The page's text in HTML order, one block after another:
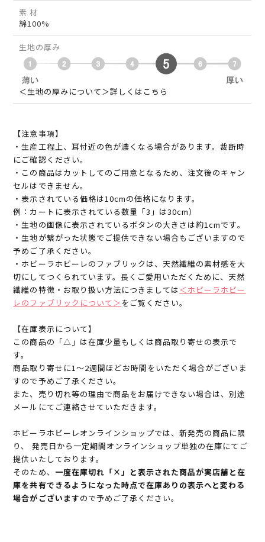
素 材
綿100%
生地の厚み
＜生地の厚みについて＞詳しくはこちら
【注意事項】
・生産工程上、耳付近の色が濃くなる場合があります。裁断時
にご確認ください。
・この商品はカットしてのご用意となるため、注文後のキャン
セルはできません。
・表示されている価格は10cmの価格になります。
例：カートに表示されている数量「3」は30cm）
・生地の画像に表示されているボタンの大きさは約1cmです。
・生地が繋がった状態でご提供できない場合もございますので
予めご了承ください。
・ホビーラホビーレのファブリックは、天然繊維の素材感を大
切にしてつくられています。長くご愛用いただくために、天然
繊維の特徴・お取り扱い方法につきましては＜ホビーラホビー
レのファブリックについて＞ をご覧ください。
【在庫表示について】
この商品の「△」は在庫少量もしくは商品取り寄せの表示で
す。
商品取り寄せに1～2週間ほどお時間をいただく場合がございま
すので予めご了承ください。
また、売り切れ等の理由で商品をお届けできない場合は、別途
メールにてご連絡させていただきます。
ホビーラホビーレオンラインショップでは、新発売の商品に限
り、 発売日から一定期間オンラインショップ単独の在庫にてご
提供いたしております。
そのため、 一度在庫切れ「×」と表示された商品が実店舗と在
庫を共有できるようになった時点で在庫ありの表示へと変わる
場合がございますので予めご了承ください。